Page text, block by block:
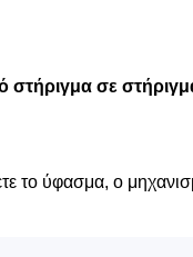
στήριγμα σε
το ύφασμα, ο